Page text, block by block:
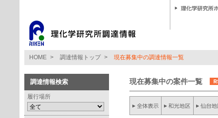
HOME > 調達情報トップ > 現在募集中の調達情報一覧
調達情報検索
履行場所
現在募集中の案件一覧